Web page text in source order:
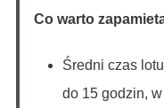
Co warto
Średni czas
do 15 godzin,